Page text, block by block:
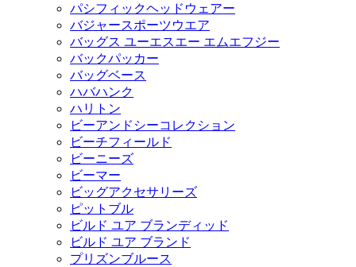
パシフィックヘッドウェアー
バジャースポーツウエア
バッグス ユーエスエー エムエフジー
バックパッカー
バッグベース
ハバハンク
ハリトン
ビーアンドシーコレクション
ビーチフィールド
ビーニーズ
ビーマー
ビッグアクセサリーズ
ピットブル
ビルド ユア ブランディッド
ビルド ユア ブランド
プリズンブルース